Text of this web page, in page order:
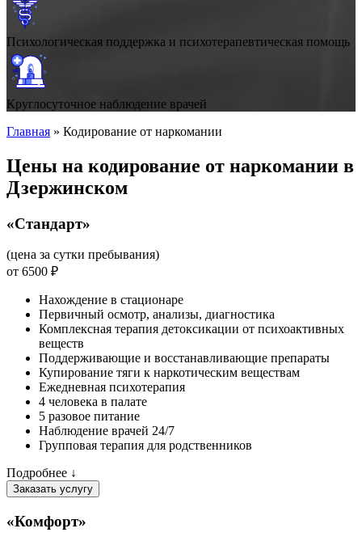
Психологическая поддержка и психотерапевтическая помощь
Круглосуточное наблюдение врачей
Главная » Кодирование от наркомании
Цены на кодирование от наркомании в
Дзержинском
«Стандарт»
(цена за сутки пребывания)
от 6500 ₽
Нахождение в стационаре
Первичный осмотр, анализы, диагностика
Комплексная терапия детоксикации от психоактивных
веществ
Поддерживающие и восстанавливающие препараты
Купирование тяги к наркотическим веществам
Ежедневная психотерапия
4 человека в палате
5 разовое питание
Наблюдение врачей 24/7
Групповая терапия для родственников
Подробнее ↓
Заказать услугу
«Комфорт»